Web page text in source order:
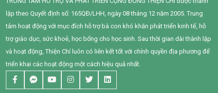
cô giáo, sự kiên trì của gia
đình và nỗ lực không ngừng
của chính Bối, em đã có
những bước tiến đầy tự hào.
trong gia đình cho 95 phụ nữ
tại xã Tân Thành,Hàm Thuận
Nam.
lập theo Quyết định số: 165QĐ/LHH, ngày 08 tháng 12 năm 2005. Trung
tâm hoạt động với mục đích hỗ trợ bà con khó khăn phát triển kinh tế, hỗ
trợ giáo dục, sức khoẻ, học bổng cho học sinh. Sau thời gian dài thành lập
và hoạt động, Thiện Chí luôn có liên kết tốt với chính quyền địa phương để
triển khai các hoạt động một cách hiệu quả nhất.